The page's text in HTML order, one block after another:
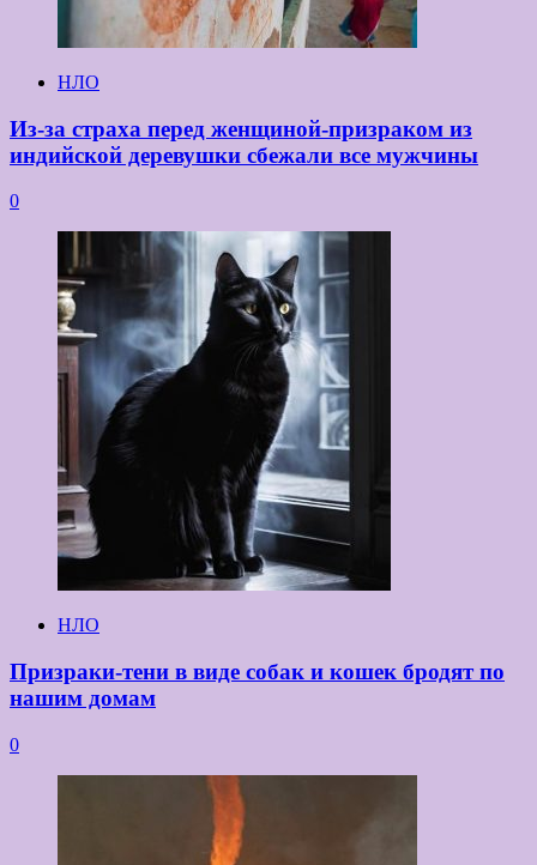
НЛО
Из-за страха перед женщиной-призраком из
индийской деревушки сбежали все мужчины
0
НЛО
Призраки-тени в виде собак и кошек бродят по
нашим домам
0